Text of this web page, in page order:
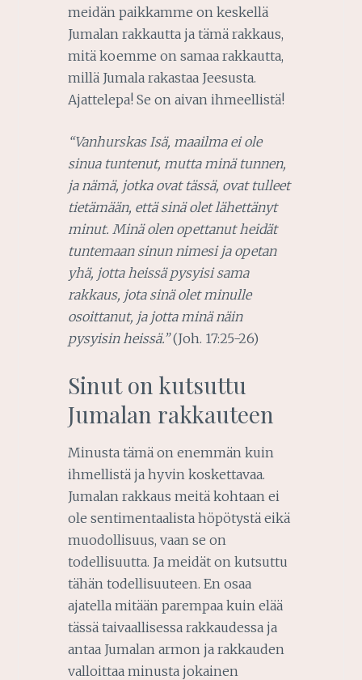
meidän paikkamme on keskellä
Jumalan rakkautta ja tämä rakkaus,
mitä koemme on samaa rakkautta,
millä Jumala rakastaa Jeesusta.
Ajattelepa! Se on aivan ihmeellistä!
“Vanhurskas Isä, maailma ei ole
sinua tuntenut, mutta minä tunnen,
ja nämä, jotka ovat tässä, ovat tulleet
tietämään, että sinä olet lähettänyt
minut. Minä olen opettanut heidät
tuntemaan sinun nimesi ja opetan
yhä, jotta heissä pysyisi sama
rakkaus, jota sinä olet minulle
osoittanut, ja jotta minä näin
pysyisin heissä.”(Joh. 17:25-26)
Sinut on kutsuttu
Jumalan rakkauteen
Minusta tämä on enemmän kuin
ihmellistä ja hyvin koskettavaa.
Jumalan rakkaus meitä kohtaan ei
ole sentimentaalista höpötystä eikä
muodollisuus, vaan se on
todellisuutta. Ja meidät on kutsuttu
tähän todellisuuteen. En osaa
ajatella mitään parempaa kuin elää
tässä taivaallisessa rakkaudessa ja
antaa Jumalan armon ja rakkauden
valloittaa minusta jokainen